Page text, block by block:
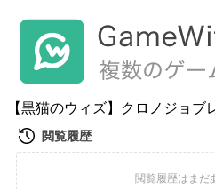
【黒猫のウィズ】クロノジョブ